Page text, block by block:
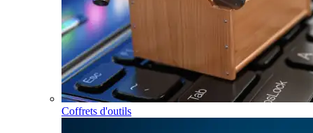
Coffrets d'outils